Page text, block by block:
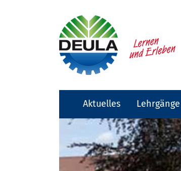
Aktuelles Lehrgänge